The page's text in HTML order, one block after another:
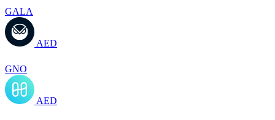
GALA
AED
GNO
AED